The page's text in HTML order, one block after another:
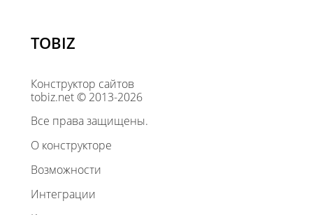
TOBIZ
Конструктор сайтов
tobiz.net © 2013-2026
Все права защищены.
О конструкторе
Возможности
Интеграции